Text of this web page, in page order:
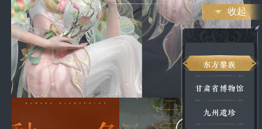
收起
东方黎族
甘肃省博物馆
九州遗珍